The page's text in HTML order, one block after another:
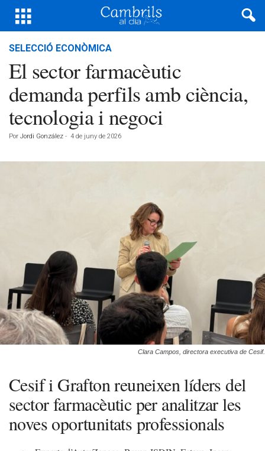
SELECCIÓ ECONÒMICA
El sector farmacèutic
demanda perfils amb ciència,
tecnologia i negoci
Por Jordi González - 4 de juny de 2026
Clara Campos, directora executiva de Cesif.
Cesif i Grafton reuneixen líders del
sector farmacèutic per analitzar les
noves oportunitats professionals